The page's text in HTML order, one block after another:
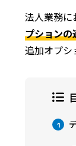
法人業務に
プションの
追加オプシ
1